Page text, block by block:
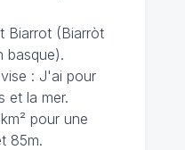
Biarrot (Biarròt
basque).
: J'ai pour
et la mer.
pour une
85m.